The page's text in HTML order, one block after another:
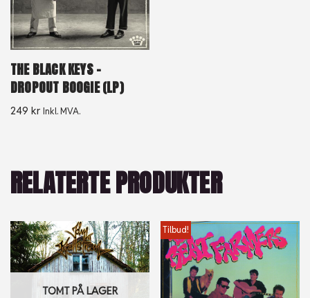
THE BLACK KEYS –
DROPOUT BOOGIE (LP)
249 kr Inkl. MVA.
RELATERTE PRODUKTER
TOMT PÅ LAGER
Tilbud!